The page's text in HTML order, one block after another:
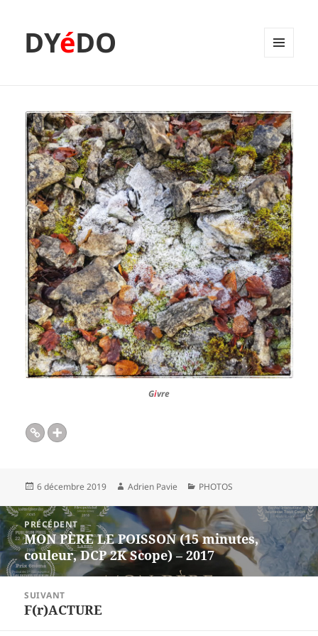
DYéDO
Givre
Publié
6 décembre 2019 Auteur
Adrien Pavie Catégories
PHOTOS
Navigation
de
l’article
PRÉCÉDENT
Article
précédent :
MON PÈRE LE POISSON (15 minutes,
couleur, DCP 2K Scope) – 2017
SUIVANT
Article
F(r)ACTURE